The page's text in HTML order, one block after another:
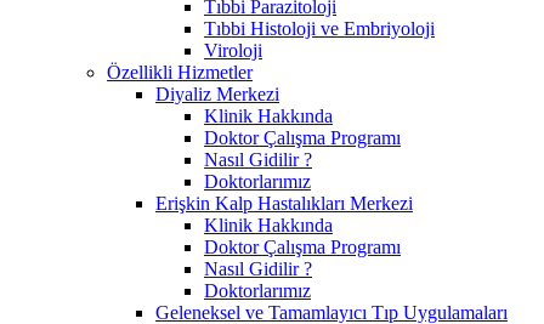
Tıbbi Parazitoloji
Tıbbi Histoloji ve Embriyoloji
Viroloji
Özellikli Hizmetler
Diyaliz Merkezi
Klinik Hakkında
Doktor Çalışma Programı
Nasıl Gidilir ?
Doktorlarımız
Erişkin Kalp Hastalıkları Merkezi
Klinik Hakkında
Doktor Çalışma Programı
Nasıl Gidilir ?
Doktorlarımız
Geleneksel ve Tamamlayıcı Tıp Uygulamaları